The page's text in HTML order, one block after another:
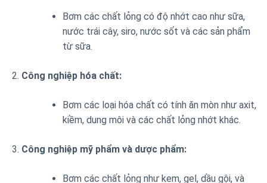
Bơm các chất lỏng có độ nhớt cao như sữa,
nước trái cây, siro, nước sốt và các sản phẩm
từ sữa.
Công nghiệp hóa chất:
Bơm các loại hóa chất có tính ăn mòn như axit,
kiềm, dung môi và các chất lỏng nhớt khác.
Công nghiệp mỹ phẩm và dược phẩm:
Bơm các chất lỏng như kem, gel, dầu gội, và